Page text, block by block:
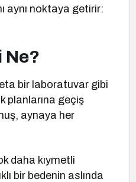
aynı noktaya getirir:
Ne?
bir laboratuvar gibi
planlarına geçiş
aynaya her
daha kıymetli
bir bedenin aslında